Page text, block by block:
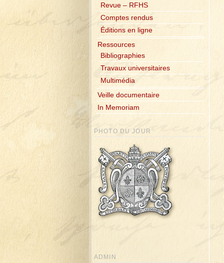
Revue – RFHS
Comptes rendus
Éditions en ligne
Ressources
Bibliographies
Travaux universitaires
Multimédia
Veille documentaire
In Memoriam
PHOTO DU JOUR
ADMIN